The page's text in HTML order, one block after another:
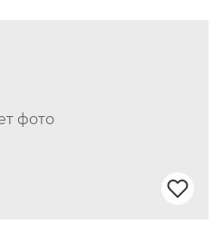
клуба World Fitness.
супермаркетов «Ашан»
фото